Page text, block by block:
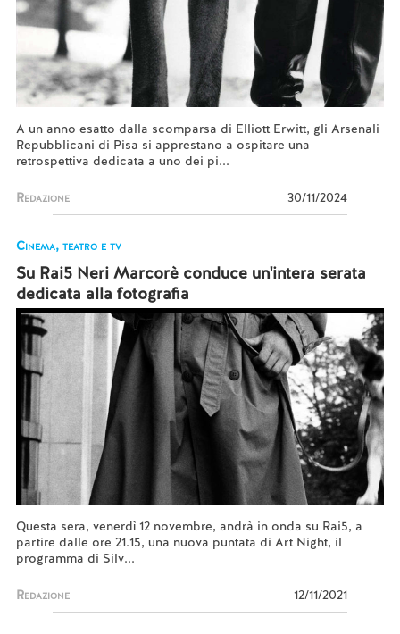
A un anno esatto dalla scomparsa di Elliott Erwitt, gli Arsenali
Repubblicani di Pisa si apprestano a ospitare una
retrospettiva dedicata a uno dei pi...
Redazione 30/11/2024
Cinema, teatro e tv
Su Rai5 Neri Marcorè conduce un'intera serata
dedicata alla fotografia
Questa sera, venerdì 12 novembre, andrà in onda su Rai5, a
partire dalle ore 21.15, una nuova puntata di Art Night, il
programma di Silv...
Redazione 12/11/2021